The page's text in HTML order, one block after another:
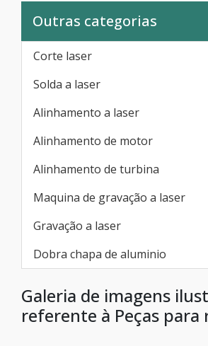
Outras categorias
Corte laser
Solda a laser
Alinhamento a laser
Alinhamento de motor
Alinhamento de turbina
Maquina de gravação a laser
Gravação a laser
Dobra chapa de aluminio
Galeria de imagens
referente à Peças